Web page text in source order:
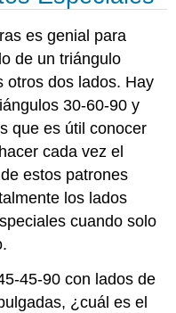
es genial para
de un triángulo
otros dos lados. Hay
30-60-90 y
que es útil conocer
cada vez el
estos patrones
los lados
cuando solo
45-90 con lados de
¿cuál es el